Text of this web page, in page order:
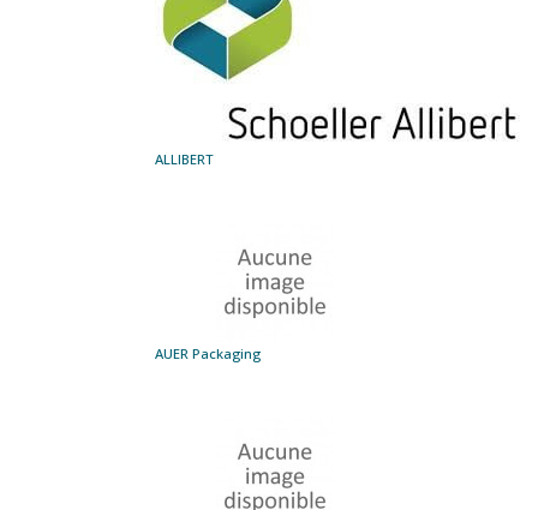
ALLIBERT
AUER Packaging